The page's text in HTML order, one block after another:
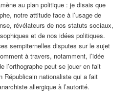
au plan politique : je disais que
notre attitude face à l’usage de
révélateurs de nos statuts sociaux,
et de nos idées politiques.
sempiternelles disputes sur le sujet
à travers, notamment, l’idée
l’orthographe peut se jouer en fait
Républicain nationaliste qui a fait
allergique à l’autorité.